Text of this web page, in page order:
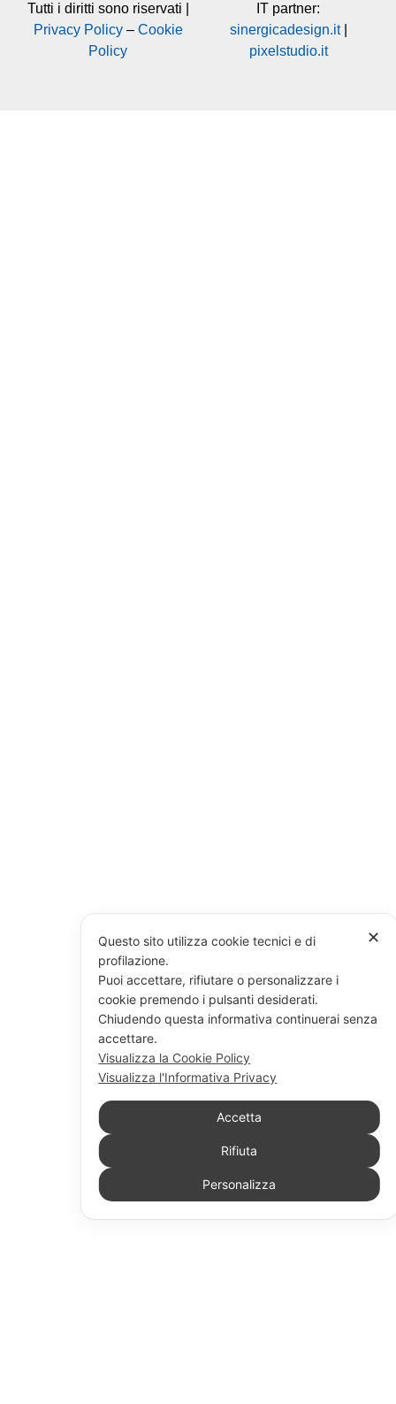
Tutti i diritti sono riservati |
Privacy Policy– Cookie
Policy
IT partner:
sinergicadesign.it|
pixelstudio.it
✕
Questo sito utilizza cookie tecnici e di
profilazione.
Puoi accettare, rifiutare o personalizzare i
cookie premendo i pulsanti desiderati.
Chiudendo questa informativa continuerai senza
accettare.
Visualizza la Cookie Policy
Visualizza l'Informativa Privacy
Accetta
Rifiuta
Personalizza